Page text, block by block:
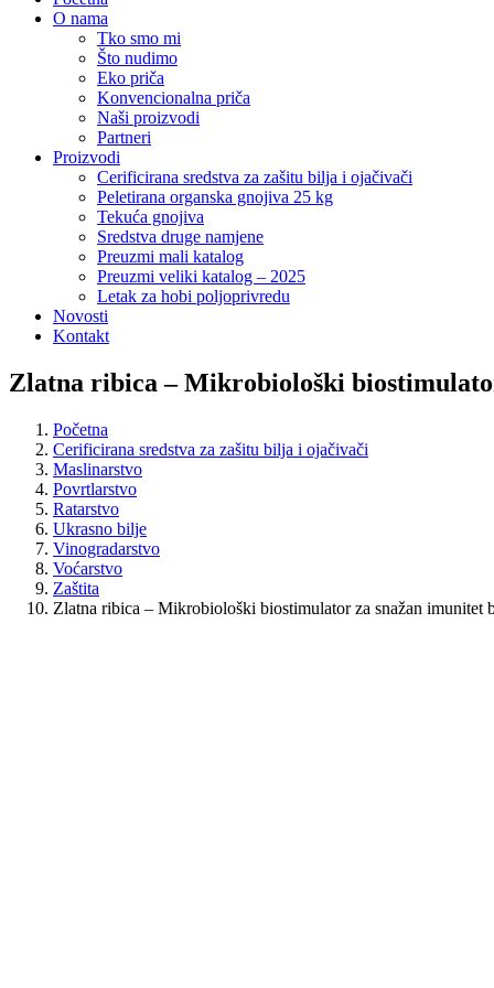
O nama
Tko smo mi
Što nudimo
Eko priča
Konvencionalna priča
Naši proizvodi
Partneri
Proizvodi
Cerificirana sredstva za zašitu bilja i ojačivači
Peletirana organska gnojiva 25 kg
Tekuća gnojiva
Sredstva druge namjene
Preuzmi mali katalog
Preuzmi veliki katalog – 2025
Letak za hobi poljoprivredu
Novosti
Kontakt
Zlatna ribica – Mikrobiološki
Početna
Cerificirana sredstva za zašitu bilja i ojačivači
Maslinarstvo
Povrtlarstvo
Ratarstvo
Ukrasno bilje
Vinogradarstvo
Voćarstvo
Zaštita
Zlatna ribica – Mikrobiološki biostimulator za snažan imunitet